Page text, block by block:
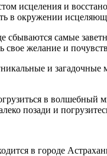
исцеления и
окружении
сбываются самые
желание и
и
в
позади и
в городе